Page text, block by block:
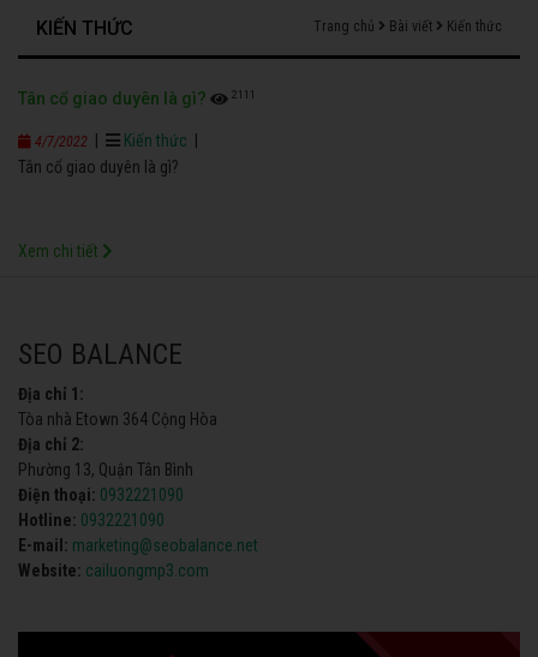
KIẾN THỨC Trang chủ Bài viết Kiến thức
Tân cổ giao duyên là gì? 2111
4/7/2022 Kiến thức
Tân cổ giao duyên là gì?
Xem chi tiết
SEO BALANCE
Địa chỉ 1:
Tòa nhà Etown 364 Cộng Hòa
Địa chỉ 2:
Phường 13, Quận Tân Bình
Điện thoại: 0932221090
Hotline: 0932221090
E-mail: marketing@seobalance.net
Website: cailuongmp3.com